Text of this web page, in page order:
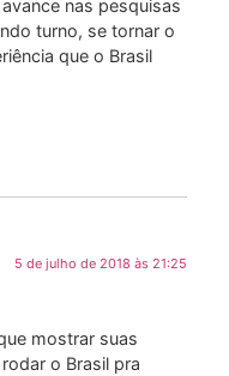
nas pesquisas
turno, se tornar o
que o Brasil
5 de julho de 2018 às 21:25
mostrar suas
o Brasil pra